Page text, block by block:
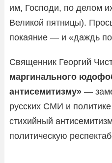
им, Господи, по делом
Великой пятницы).
покаяние — и «даждь
Священник Георгий
маргинального
антисемитизму» —
русских СМИ и политике
стихийный
политическую